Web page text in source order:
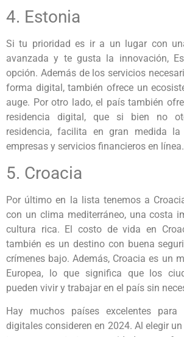
4. Estonia
Si tu prioridad es ir a un lugar con
avanzada y te gusta la innovación,
opción. Además de los servicios
forma digital, también ofrece un
auge. Por otro lado, el país también
residencia digital, que si bien no
residencia, facilita en gran medida
empresas y servicios financieros en línea.
5. Croacia
Por último en la lista tenemos a
con un clima mediterráneo, una costa
cultura rica. El costo de vida en
también es un destino con buena
crímenes bajo. Además, Croacia es un
Europea, lo que significa que los
pueden vivir y trabajar en el país sin
Hay muchos países excelentes
digitales consideren en 2024. Al elegir